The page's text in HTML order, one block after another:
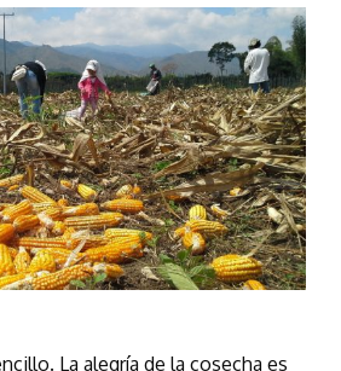
La alegría de la cosecha es